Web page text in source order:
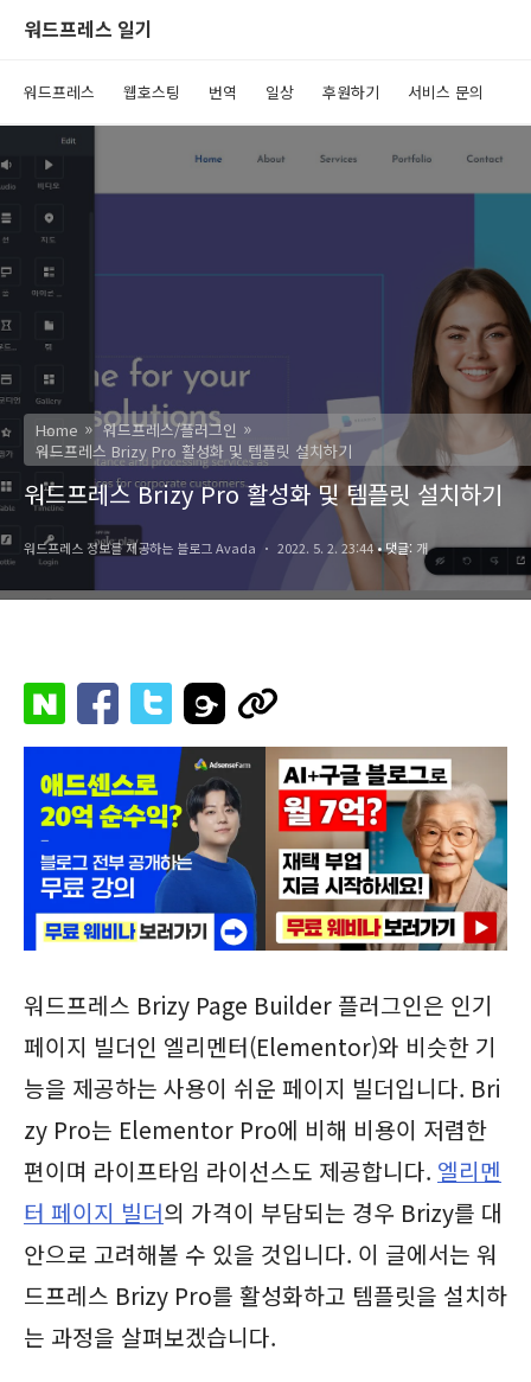
워드프레스 일기
워드프레스 웹호스팅 번역 일상 후원하기 서비스 문의
Home
워드프레스/플러그인
워드프레스 Brizy Pro 활성화 및 템플릿 설치하기
워드프레스 Brizy Pro 활성화 및 템플릿 설치하기
워드프레스 정보를 제공하는 블로그 Avada 2022. 5. 2. 23:44• 댓글: 개
워드프레스 Brizy Page Builder 플러그인은 인기
페이지 빌더인 엘리멘터(Elementor)와 비슷한 기
능을 제공하는 사용이 쉬운 페이지 빌더입니다. Bri
zy Pro는 Elementor Pro에 비해 비용이 저렴한
편이며 라이프타임 라이선스도 제공합니다. 엘리멘
터 페이지 빌더의 가격이 부담되는 경우 Brizy를 대
안으로 고려해볼 수 있을 것입니다. 이 글에서는 워
드프레스 Brizy Pro를 활성화하고 템플릿을 설치하
는 과정을 살펴보겠습니다.